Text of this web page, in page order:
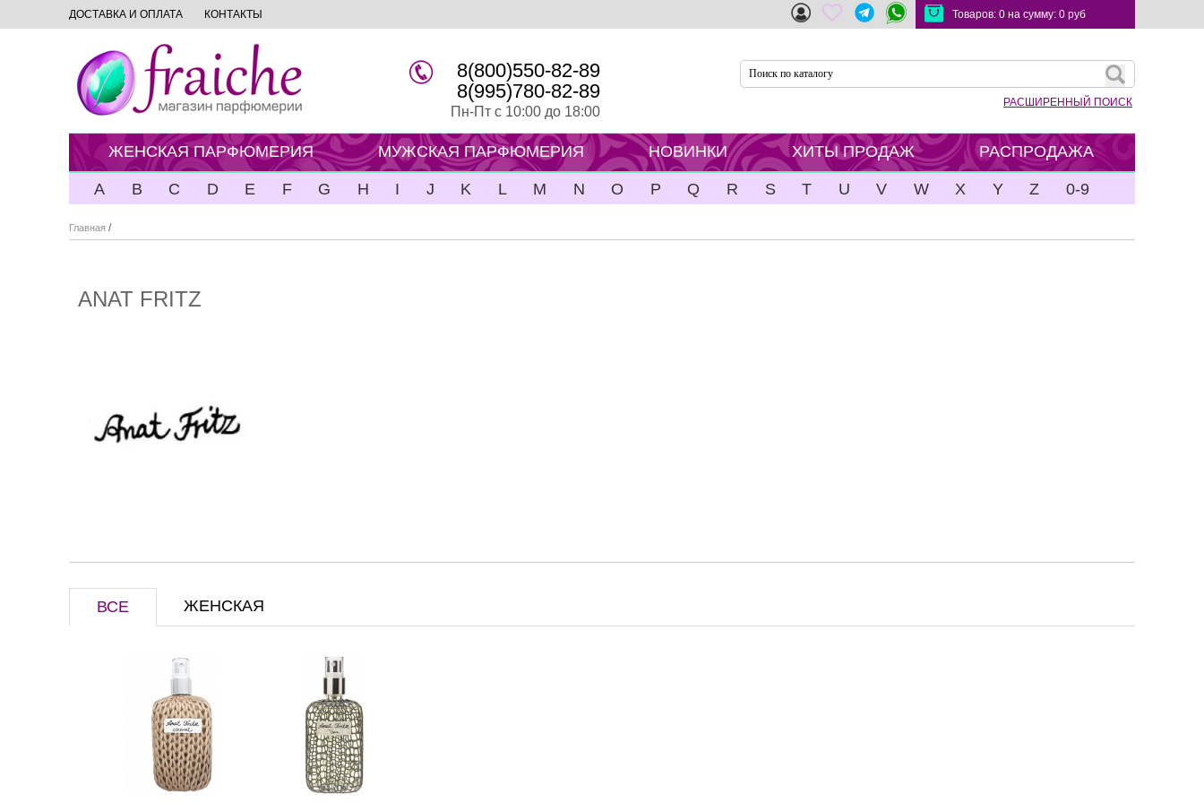
ДОСТАВКА И ОПЛАТА КОНТАКТЫ Товаров: 0 на сумму: 0 руб
8(800)550-82-89
8(995)780-82-89
Пн-Пт с 10:00 до 18:00
РАСШИРЕННЫЙ ПОИСК
ЖЕНСКАЯ ПАРФЮМЕРИЯ МУЖСКАЯ ПАРФЮМЕРИЯ НОВИНКИ ХИТЫ ПРОДАЖ РАСПРОДАЖА
A B C D E F G H I J K L M N O P Q R S T U V W X Y Z 0-9
Главная /
ANAT FRITZ
ВСЕ ЖЕНСКАЯ